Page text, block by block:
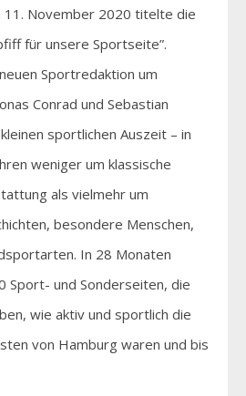
11. November 2020 titelte die
für unsere Sportseite”.
Sportredaktion um
Conrad und Sebastian
sportlichen Auszeit – in
weniger um klassische
als vielmehr um
besondere Menschen,
In 28 Monaten
Sport- und Sonderseiten, die
wie aktiv und sportlich die
von Hamburg waren und bis